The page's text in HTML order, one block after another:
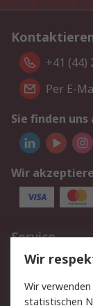
+41 (44)
Per E-
Sie finden uns
Wir
Service
Value
Hilfe
Wir
Wir
statistischen